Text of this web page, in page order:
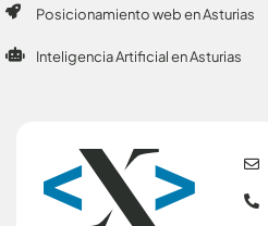
Posicionamiento web en Asturias
Inteligencia Artificial en Asturias